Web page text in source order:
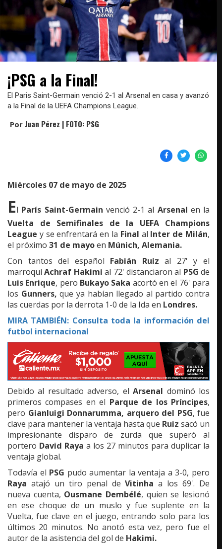
¡PSG a la Final!
El Paris Saint-Germain venció 2-1 al Arsenal en casa y avanzó
a la Final de la UEFA Champions League.
Por Juan Pérez | FOTO: PSG
Miércoles 07 de mayo de 2025
El París Saint-Germain venció 2-1 al Arsenal en la
Vuelta de Semifinales de la UEFA Champions
League y se enfrentará en la Final al Inter de Milán,
el próximo 31 de mayoen Múnich, Alemania.
Con tantos del español Fabián Ruiz al 27' y el
marroquíAchraf Hakimi al 72' distanciaron al PSG de
Luis Enrique, pero Bukayo Saka acortó en el 76' para
los Gunners, que ya habían llegado al partido contra
las cuerdas por la derrota 1-0 de la Ida en Londres.
MIRA TAMBIÉN: Consulta toda la información del
futbol internacional
Debido al resultado adverso, elArsenal dominó los
primeros compases en el Parque de los Príncipes,
pero Gianluigi Donnarumma, arquero del PSG, fue
clave para mantener la ventaja hasta que Ruiz sacó un
impresionante disparo de zurda que superó al
portero David Raya a los 27 minutos para duplicar la
ventaja global.
Todavía el PSG pudo aumentar la ventaja a 3-0, pero
Raya atajó un tiro penal deVitinha a los 69'. De
nueva cuenta, Ousmane Dembélé, quien se lesionó
en ese choque de un muslo y fue suplente en la
Vuelta, fue clave en el juego, entrando solo para los
últimos 20 minutos. No anotó esta vez, pero fue el
autor de la asistencia del gol de Hakimi.